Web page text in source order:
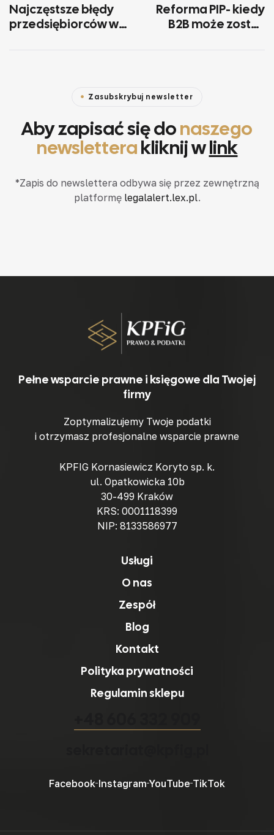
Najczęstsze błędy
przedsiębiorców w
Reforma PIP- kiedy
B2B może zostać
Zasubskrybuj newsletter
Aby zapisać się donaszego
newsletterakliknij wlink
*Zapis do newslettera odbywa się przez zewnętrzną
platformę legalalert.lex.pl.
Pełne wsparcie prawne i księgowe dla Twojej
firmy
Zoptymalizujemy Twoje podatki
i otrzymasz profesjonalne wsparcie prawne
KPFIG Kornasiewicz Koryto sp. k.
ul. Opatkowicka 10b
30-499 Kraków
KRS: 0001118399
NIP: 8133586977
Usługi
O nas
Zespół
Blog
Kontakt
Polityka prywatności
Regulamin sklepu
Facebook Instagram YouTube TikTok